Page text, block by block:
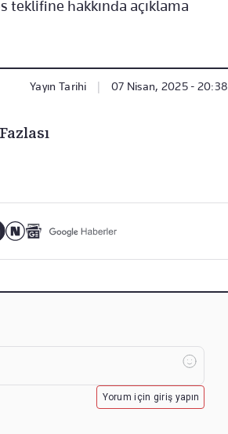
hakkında açıklama
Yayın Tarihi 07 Nisan, 2025 - 20:38
Yorum için giriş yapın